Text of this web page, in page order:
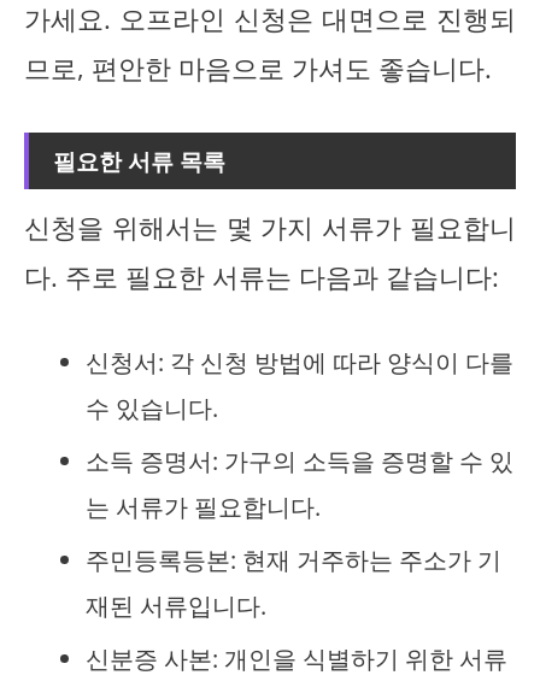
가세요. 오프라인 신청은 대면으로 진행되
므로, 편안한 마음으로 가셔도 좋습니다.
필요한 서류 목록
신청을 위해서는 몇 가지 서류가 필요합니
다. 주로 필요한 서류는 다음과 같습니다:
신청서: 각 신청 방법에 따라 양식이 다를
수 있습니다.
소득 증명서: 가구의 소득을 증명할 수 있
는 서류가 필요합니다.
주민등록등본: 현재 거주하는 주소가 기
재된 서류입니다.
신분증 사본: 개인을 식별하기 위한 서류